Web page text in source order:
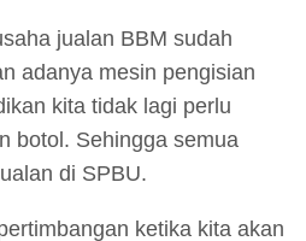
jualan BBM sudah
adanya mesin pengisian
kita tidak lagi perlu
botol. Sehingga semua
di SPBU.
ketika kita akan